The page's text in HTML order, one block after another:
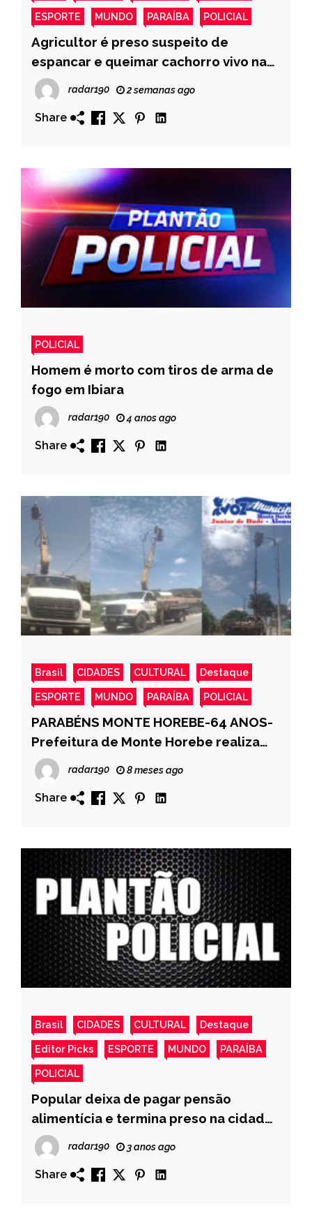
ESPORTE MUNDO PARAÍBA POLICIAL
Agricultor é preso suspeito de
espancar e queimar cachorro vivo na
PB
radar190 2 semanas ago
Share
POLICIAL
Homem é morto com tiros de arma de
fogo em Ibiara
radar190 4 anos ago
Share
Brasil CIDADES CULTURAL Destaque
ESPORTE MUNDO PARAÍBA POLICIAL
PARABÉNS MONTE HOREBE-64 ANOS-
Prefeitura de Monte Horebe realiza
troca de lâmpadas comuns por
lâmpadas led.
radar190 8 meses ago
Share
Brasil CIDADES CULTURAL Destaque
Editor Picks ESPORTE MUNDO PARAÍBA
POLICIAL
Popular deixa de pagar pensão
alimentícia e termina preso na cidade
de Sousa
radar190 3 anos ago
Share